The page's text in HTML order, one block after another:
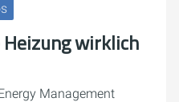
Heizung wirklich
Management